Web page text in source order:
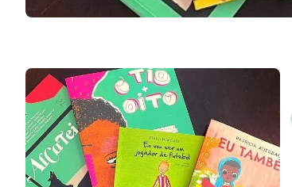
Conteúdos
Cursos On line
E-Books